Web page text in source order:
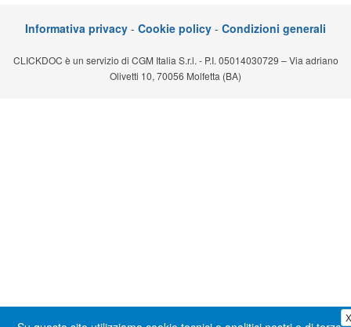
Teleconsulto
X
Informativa privacy - Cookie policy - Condizioni generali
CLICKDOC è un servizio di CGM Italia S.r.l. - P.I. 05014030729 – Via adriano
Olivetti 10, 70056 Molfetta (BA)